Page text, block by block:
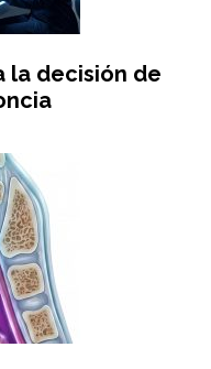
la decisión de